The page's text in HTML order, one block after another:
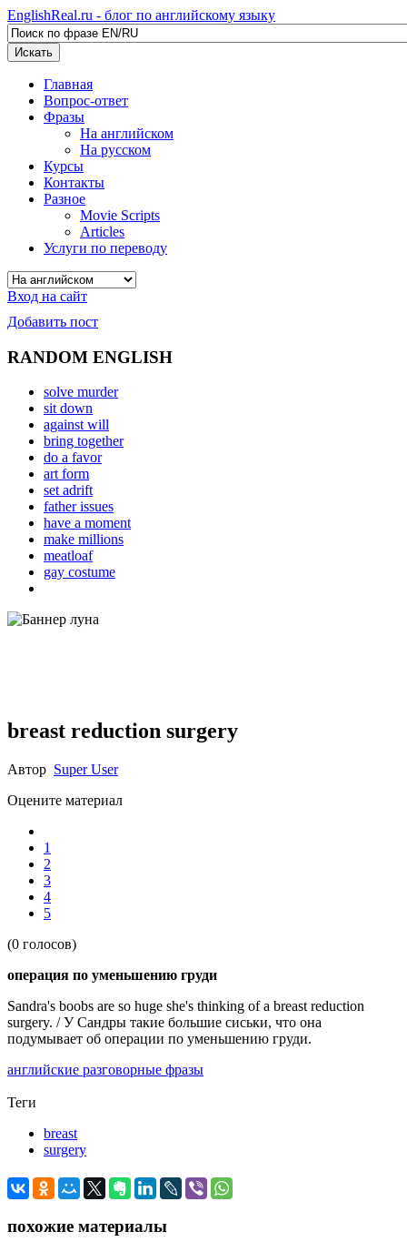
EnglishReal.ru - блог по английскому языку
Искать
Главная
Вопрос-ответ
Фразы
На английском
На русском
Курсы
Контакты
Разное
Movie Scripts
Articles
Услуги по переводу
Вход на сайт
Добавить пост
RANDOM ENGLISH
solve murder
sit down
against will
bring together
do a favor
art form
set adrift
father issues
have a moment
make millions
meatloaf
gay costume
breast reduction surgery
Автор Super User
Оцените материал
1
2
3
4
5
(0 голосов)
операция по уменьшению груди
Sandra's boobs are so huge she's thinking of a breast reduction
surgery. / У Сандры такие большие сиськи, что она
подумывает об операции по уменьшению груди.
английские разговорные фразы
Теги
breast
surgery
похожие материалы